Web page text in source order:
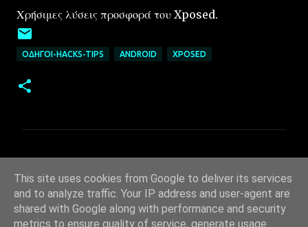
Χρήσιμες λύσεις προσφορά του Xposed.
ΟΔΗΓΟΊ-HACKS-TIPS ANDROID XPOSED
ό
λ
This site uses cookies from Google to deliver its services
and to analyze traffic. Your IP address and user-agent are
shared with Google along with performance and security
metrics to ensure quality of service, generate usage